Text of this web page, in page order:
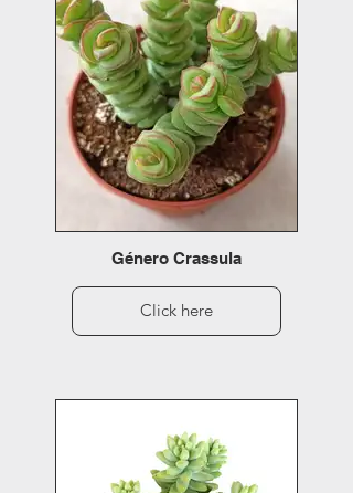
Género Crassula
Click here